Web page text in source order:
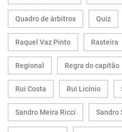
Quadro de árbitros Quiz
Raquel Vaz Pinto Rasteira
Regional Regra do capitão
Rui Costa Rui Licínio
Sandro Meira Ricci Sandro